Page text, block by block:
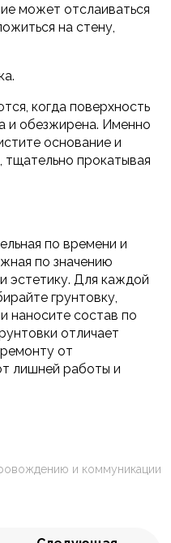
может отслаиваться
на стену,
когда поверхность
и обезжирена. Именно
основание и
тщательно прокатывая
по времени и
по значению
эстетику. Для каждой
грунтовку,
наносите состав по
отличает
от
лишней работы и
и коммуникации